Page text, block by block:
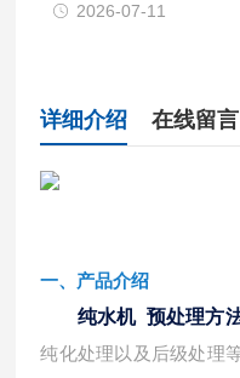
2026-07-11
详细介绍 在线留言
一、产品介绍
纯水机 预处理方
纯化处理以及后级处理